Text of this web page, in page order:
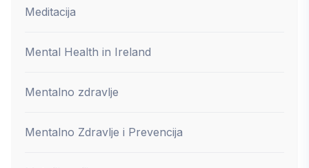
Meditacija
Mental Health in Ireland
Mentalno zdravlje
Mentalno Zdravlje i Prevencija